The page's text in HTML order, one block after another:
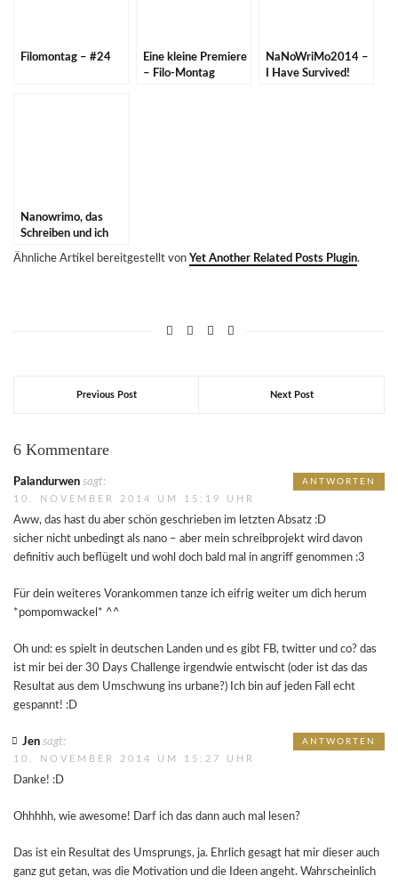
Filomontag – #24
Eine kleine Premiere
– Filo-Montag
NaNoWriMo2014 –
I Have Survived!
Nanowrimo, das
Schreiben und ich
Ähnliche Artikel bereitgestellt von Yet Another Related Posts Plugin.
Previous Post Next Post
6 Kommentare
Palandurwen sagt:
10. NOVEMBER 2014 UM 15:19 UHR
Aww, das hast du aber schön geschrieben im letzten Absatz :D
sicher nicht unbedingt als nano – aber mein schreibprojekt wird davon
definitiv auch beflügelt und wohl doch bald mal in angriff genommen :3
Für dein weiteres Vorankommen tanze ich eifrig weiter um dich herum
*pompomwackel* ^^
Oh und: es spielt in deutschen Landen und es gibt FB, twitter und co? das
ist mir bei der 30 Days Challenge irgendwie entwischt (oder ist das das
Resultat aus dem Umschwung ins urbane?) Ich bin auf jeden Fall echt
gespannt! :D
ANTWORTEN
Jen sagt:
10. NOVEMBER 2014 UM 15:27 UHR
Danke! :D
Ohhhhh, wie awesome! Darf ich das dann auch mal lesen?
Das ist ein Resultat des Umsprungs, ja. Ehrlich gesagt hat mir dieser auch
ganz gut getan, was die Motivation und die Ideen angeht. Wahrscheinlich
ANTWORTEN